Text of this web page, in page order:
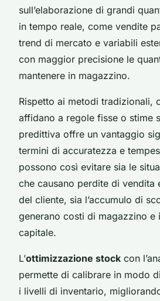
sull’elaborazione di grandi
in tempo reale, come vendite
trend di mercato e variabili
con maggior precisione le
mantenere in magazzino.
Rispetto ai metodi tradizionali,
affidano a regole fisse o stime
predittiva offre un vantaggio
termini di accuratezza e
possono così evitare sia le
che causano perdite di vendita
del cliente, sia l’accumulo di
generano costi di magazzino e
capitale.
L’ottimizzazione stock con
permette di calibrare in modo
i livelli di inventario,